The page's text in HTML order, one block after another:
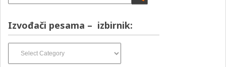
Izvođači pesama – izbirnik:
pesama